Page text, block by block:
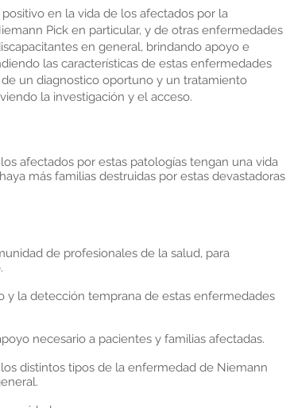
en la vida de los afectados por la
Pick en particular, y de otras enfermedades
en general, brindando apoyo e
las características de estas enfermedades
un diagnostico oportuno y un tratamiento
la investigación y el acceso.
de profesionales de la salud, para
y la detección temprana de estas enfermedades
necesario a pacientes y familias afectadas.
distintos tipos de la enfermedad de Niemann
afectados por estas patologías tengan una vida
más familias destruidas por estas devastadoras